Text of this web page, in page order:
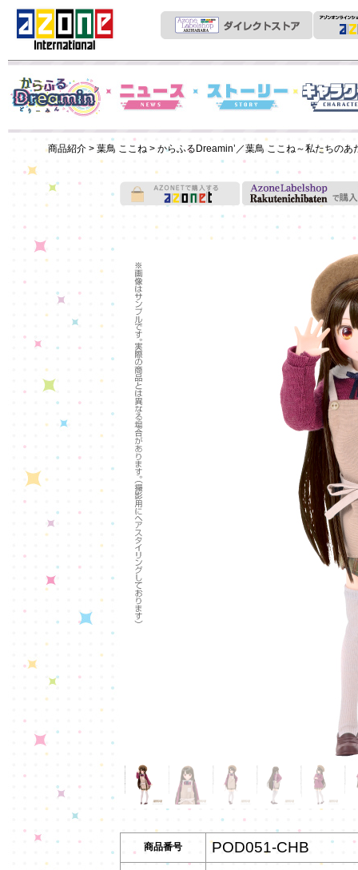
News
商品紹介 > 葉鳥 ここね > からふるDreamin’／葉鳥 ここね～私たちの
商品番号 POD051-CHB